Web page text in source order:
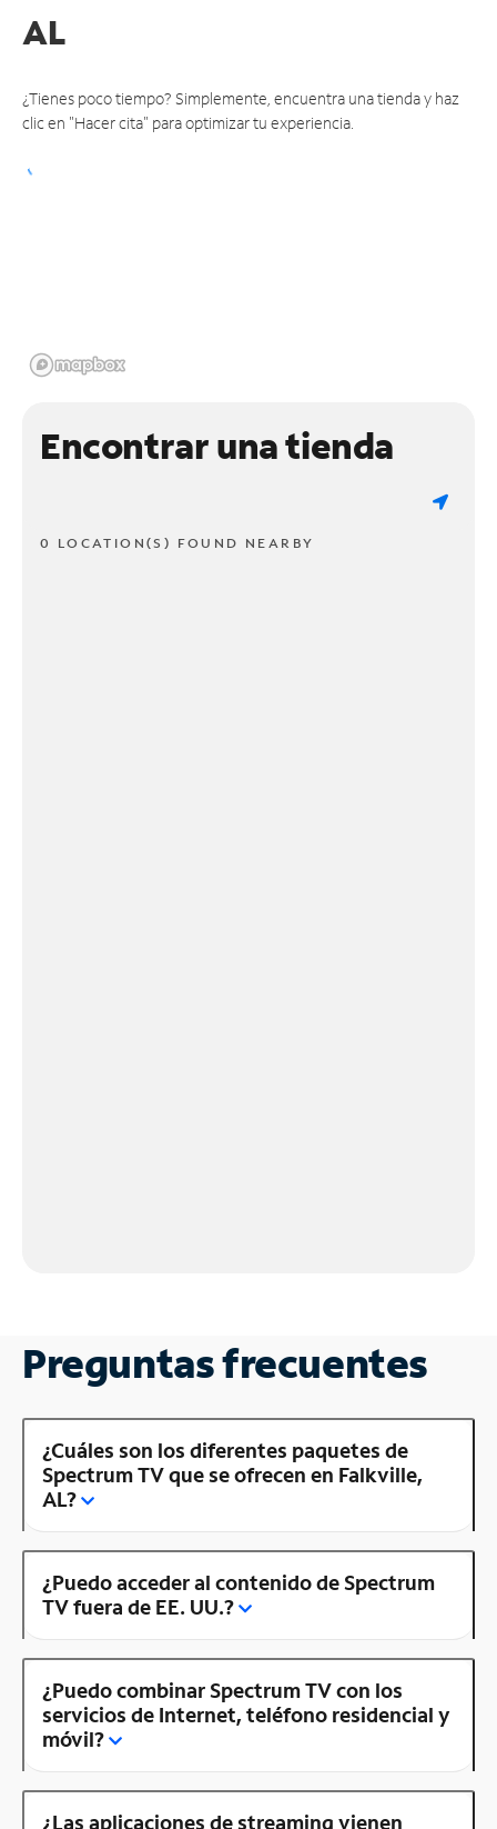
AL
¿Tienes poco tiempo? Simplemente, encuentra una tienda y haz
clic en "Hacer cita" para optimizar tu experiencia.
Encontrar una tienda
0 LOCATION(S) FOUND NEARBY
Preguntas frecuentes
¿Cuáles son los diferentes paquetes de
Spectrum TV que se ofrecen en Falkville,
AL?
¿Puedo acceder al contenido de Spectrum
TV fuera de EE. UU.?
¿Puedo combinar Spectrum TV con los
servicios de Internet, teléfono residencial y
móvil?
¿Las aplicaciones de streaming vienen